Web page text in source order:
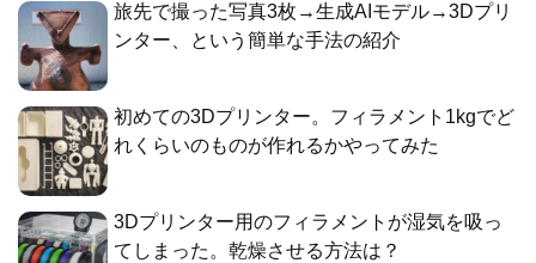
旅先で撮った写真3枚→生成AIモデル→3Dプリ
ンター、という簡単な手法の紹介
初めての3Dプリンター。フィラメント1kgでど
れくらいのものが作れるかやってみた
3Dプリンター用のフィラメントが湿気を吸っ
てしまった。乾燥させる方法は？